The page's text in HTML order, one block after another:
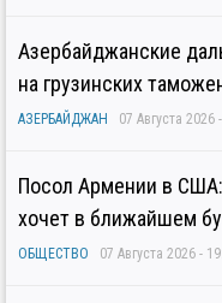
Азербайджанские
на грузинских
АЗЕРБАЙДЖАН 07 Августа 2026
Посол Армении в
хочет в ближайшем
ОБЩЕСТВО 07 Августа 2026 -